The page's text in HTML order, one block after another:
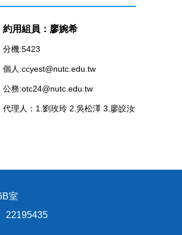
約用組員：廖婉希
分機:5423
個人:ccyest@nutc.edu.tw
公務:otc24@nutc.edu.tw
代理人：1.劉玫玲 2.吳松澤 3.廖皎汝
室
22195435